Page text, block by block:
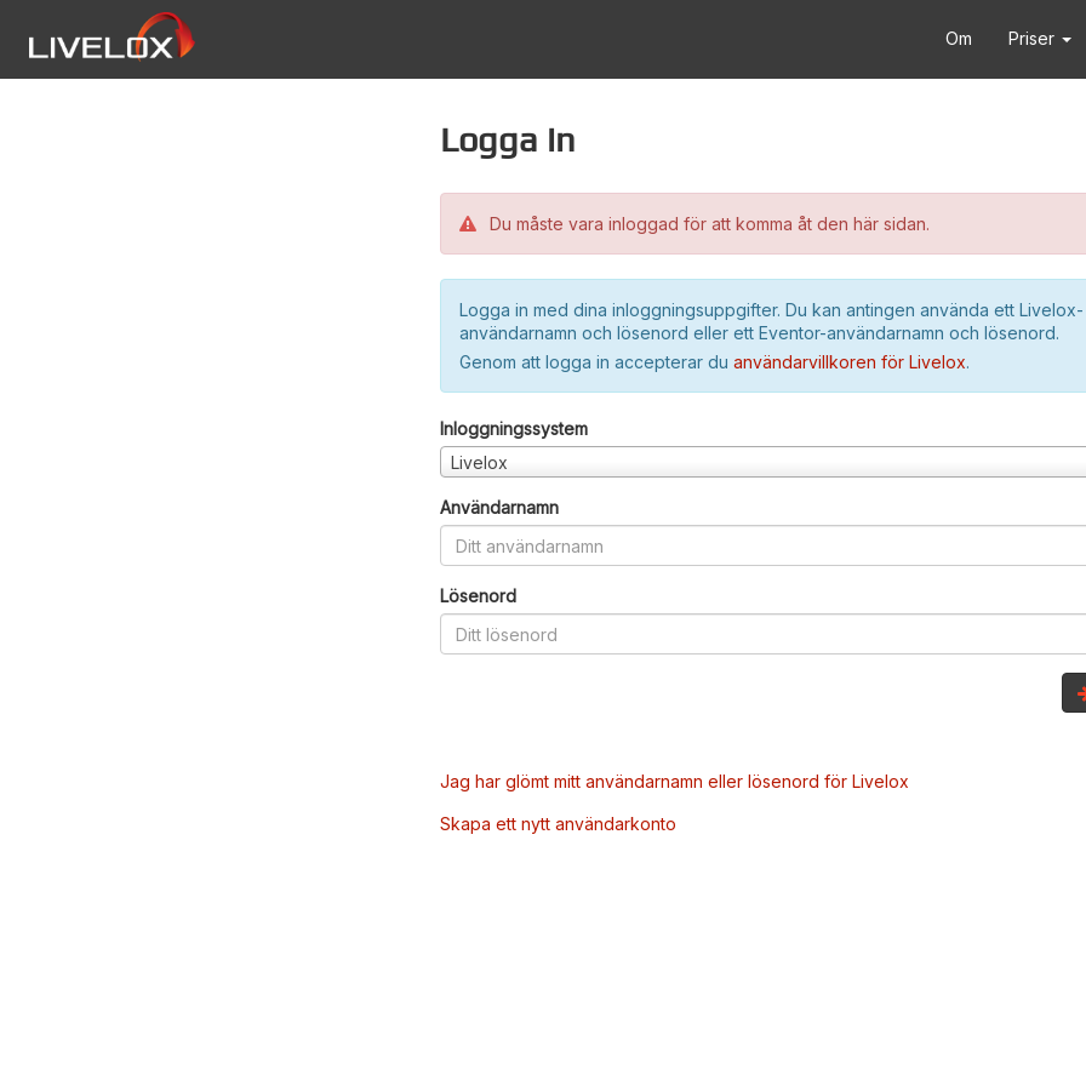
Om Priser
Logga in
Du måste vara inloggad för att komma åt den här sidan.
Logga in med dina inloggningsuppgifter. Du kan antingen använda ett Livelox-
användarnamn och lösenord eller ett Eventor-användarnamn och lösenord.
Genom att logga in accepterar du användarvillkoren för Livelox.
Inloggningssystem
Livelox
Användarnamn
Lösenord
Jag har glömt mitt användarnamn eller lösenord för Livelox
Skapa ett nytt användarkonto